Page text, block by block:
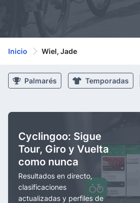
Inicio Wiel, Jade
Palmarés Temporadas
Cyclingoo: Sigue
Tour, Giro y Vuelta
como nunca
Resultados en directo,
clasificaciones
actualizadas y perfiles de